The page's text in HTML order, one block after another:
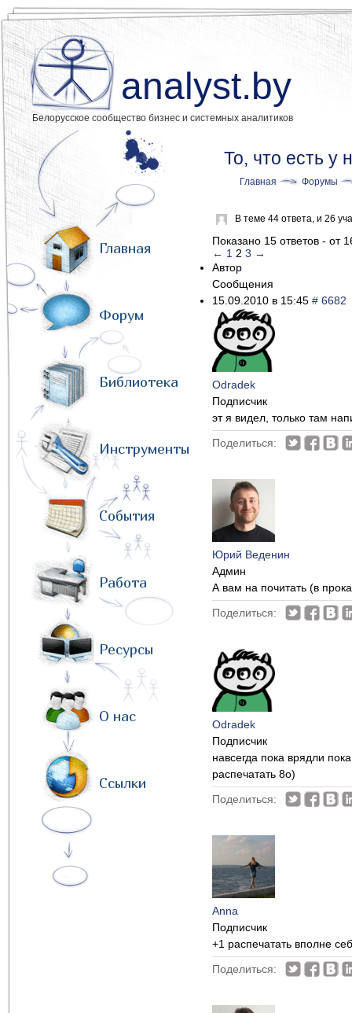
analyst.by
Белорусское сообщество бизнес и системных аналитиков
Главная
Форум
Библиотека
Инструменты
События
Работа
Ресурсы
О нас
Ссылки
То, что есть у
Главная Форумы
В теме 44 ответа, и 26
Показано 15 ответов - от
← 1 2 3 →
Автор
Сообщения
15.09.2010 в 15:45 # 6682
Odradek
Подписчик
эт я видел, только там
Поделиться:
Юрий Веденин
Админ
А вам на почитать (в
Поделиться:
Odradek
Подписчик
навсегда пока врядли
распечатать 8о)
Поделиться:
Anna
Подписчик
+1 распечатать вполне
Поделиться: